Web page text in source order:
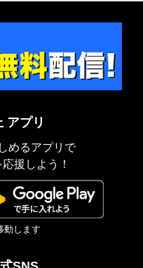
アプリ
めるアプリで
援しよう！
動します